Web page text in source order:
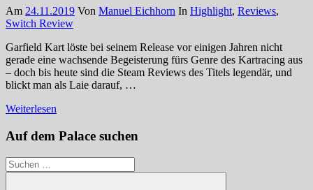
Am 24.11.2019 Von Manuel Eichhorn In Highlight, Reviews,
Switch Review
Garfield Kart löste bei seinem Release vor einigen Jahren nicht
gerade eine wachsende Begeisterung fürs Genre des Kartracing aus
– doch bis heute sind die Steam Reviews des Titels legendär, und
blickt man als Laie darauf, …
Weiterlesen
Auf dem Palace suchen
Suchen
nach: